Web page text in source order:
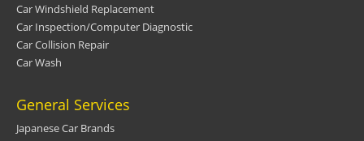
Car Windshield Replacement
Car Inspection/Computer Diagnostic
Car Collision Repair
Car Wash
General Services
Japanese Car Brands